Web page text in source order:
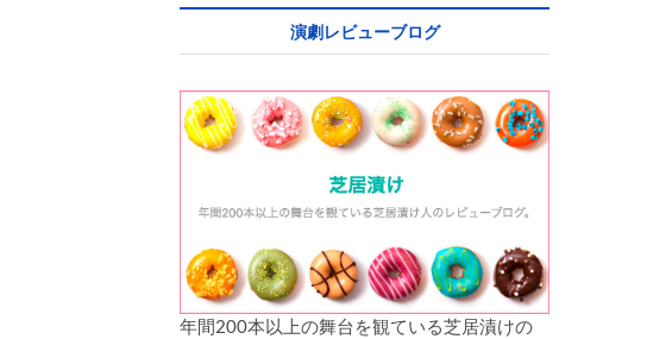
演劇レビューブログ
年間200本以上の舞台を観ている芝居漬けの